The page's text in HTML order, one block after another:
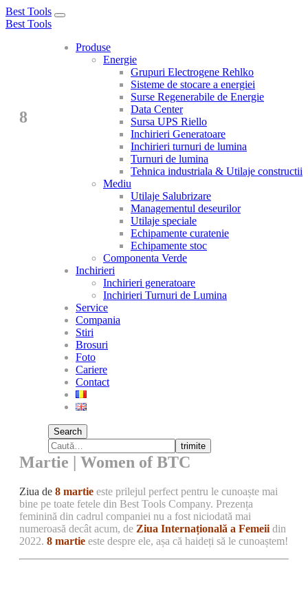
Best Tools
Toggle
Best Tools
Produse
Energie
Grupuri Electrogene Rehlko
Sisteme de stocare a energiei
Surse Regenerabile de Energie
Data Center
Sursa UPS Riello
Inchirieri Generatoare
Inchirieri turnuri de lumina
Turnuri de lumina
Tehnica industriala & Utilaje constructii
Mediu
Utilaje Salubrizare
Managementul deseurilor
Utilaje speciale
Echipamente curatenie
Echipamente stoc
Componenta Verde
Inchirieri
Inchirieri generatoare
Inchirieri Turnuri de Lumina
Service
Compania
Stiri
Brosuri
Foto
Cariere
Contact
Search
trimite
8
Martie | Women of BTC
Ziua de 8 martie este prilejul perfect pentru le cunoaște mai
bine pe toate fetele din Best Tools Company. Prezența
feminină din cadrul companiei nu a fost niciodată mai
numeroasă decât acum, de Ziua Internațională a Femeii din
2022. 8 martie este despre ele, așa că haideți să le cunoaștem!